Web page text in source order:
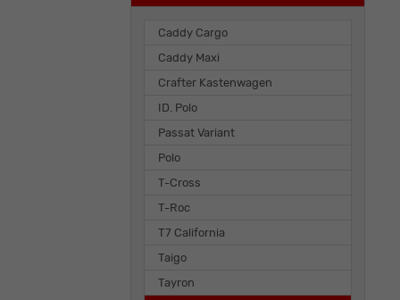
Caddy Cargo
Caddy Maxi
Crafter Kastenwagen
ID. Polo
Passat Variant
Polo
T-Cross
T-Roc
T7 California
Taigo
Tayron